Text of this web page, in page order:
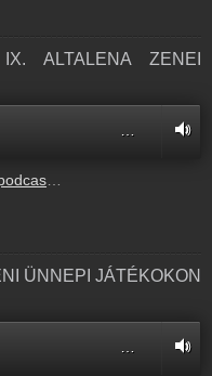
ALTALENA ZENEI
ÜNNEPI JÁTÉKOKON